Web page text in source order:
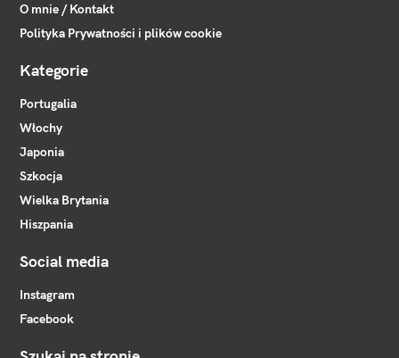
O mnie / Kontakt
Polityka Prywatności i plików cookie
Kategorie
Portugalia
Włochy
Japonia
Szkocja
Wielka Brytania
Hiszpania
Social media
Instagram
Facebook